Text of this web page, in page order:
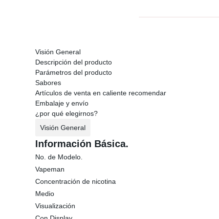
Visión General
Descripción del producto
Parámetros del producto
Sabores
Artículos de venta en caliente recomendar
Embalaje y envío
¿por qué elegirnos?
Visión General
Información Básica.
No. de Modelo.
Vapeman
Concentración de nicotina
Medio
Visualización